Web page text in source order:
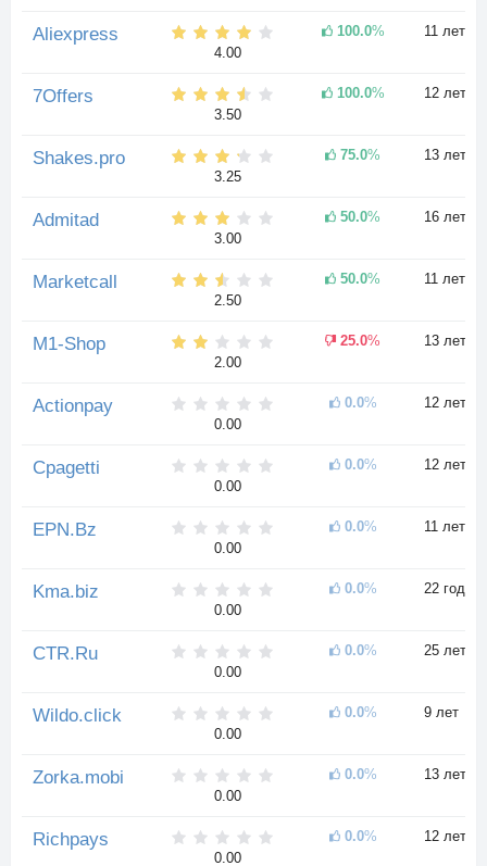
Aliexpress
4.00
100.0% 11 лет
7Offers
3.50
100.0% 12 лет
Shakes.pro
3.25
75.0% 13 лет
Admitad
3.00
50.0% 16 лет
Marketcall
2.50
50.0% 11 лет
M1-Shop
2.00
25.0% 13 лет
Actionpay
0.00
0.0% 12 лет
Cpagetti
0.00
0.0% 12 лет
EPN.Bz
0.00
0.0% 11 лет
Kma.biz
0.00
0.0% 22 года
CTR.Ru
0.00
0.0% 25 лет
Wildo.click
0.00
0.0% 9 лет
Zorka.mobi
0.00
0.0% 13 лет
Richpays
0.00
0.0% 12 лет